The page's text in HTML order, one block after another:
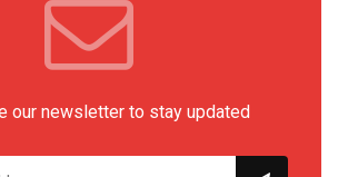
our newsletter to stay updated